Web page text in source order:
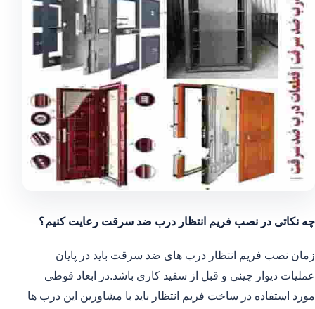
چه نکاتی در نصب فریم انتظار درب ضد سرقت رعایت کنیم؟
زمان نصب فریم انتظار درب های ضد سرقت باید در پایان
عملیات دیوار چینی و قبل از سفید کاری باشد.در ابعاد قوطی
مورد استفاده در ساخت فریم انتظار باید با مشاورین این درب ها